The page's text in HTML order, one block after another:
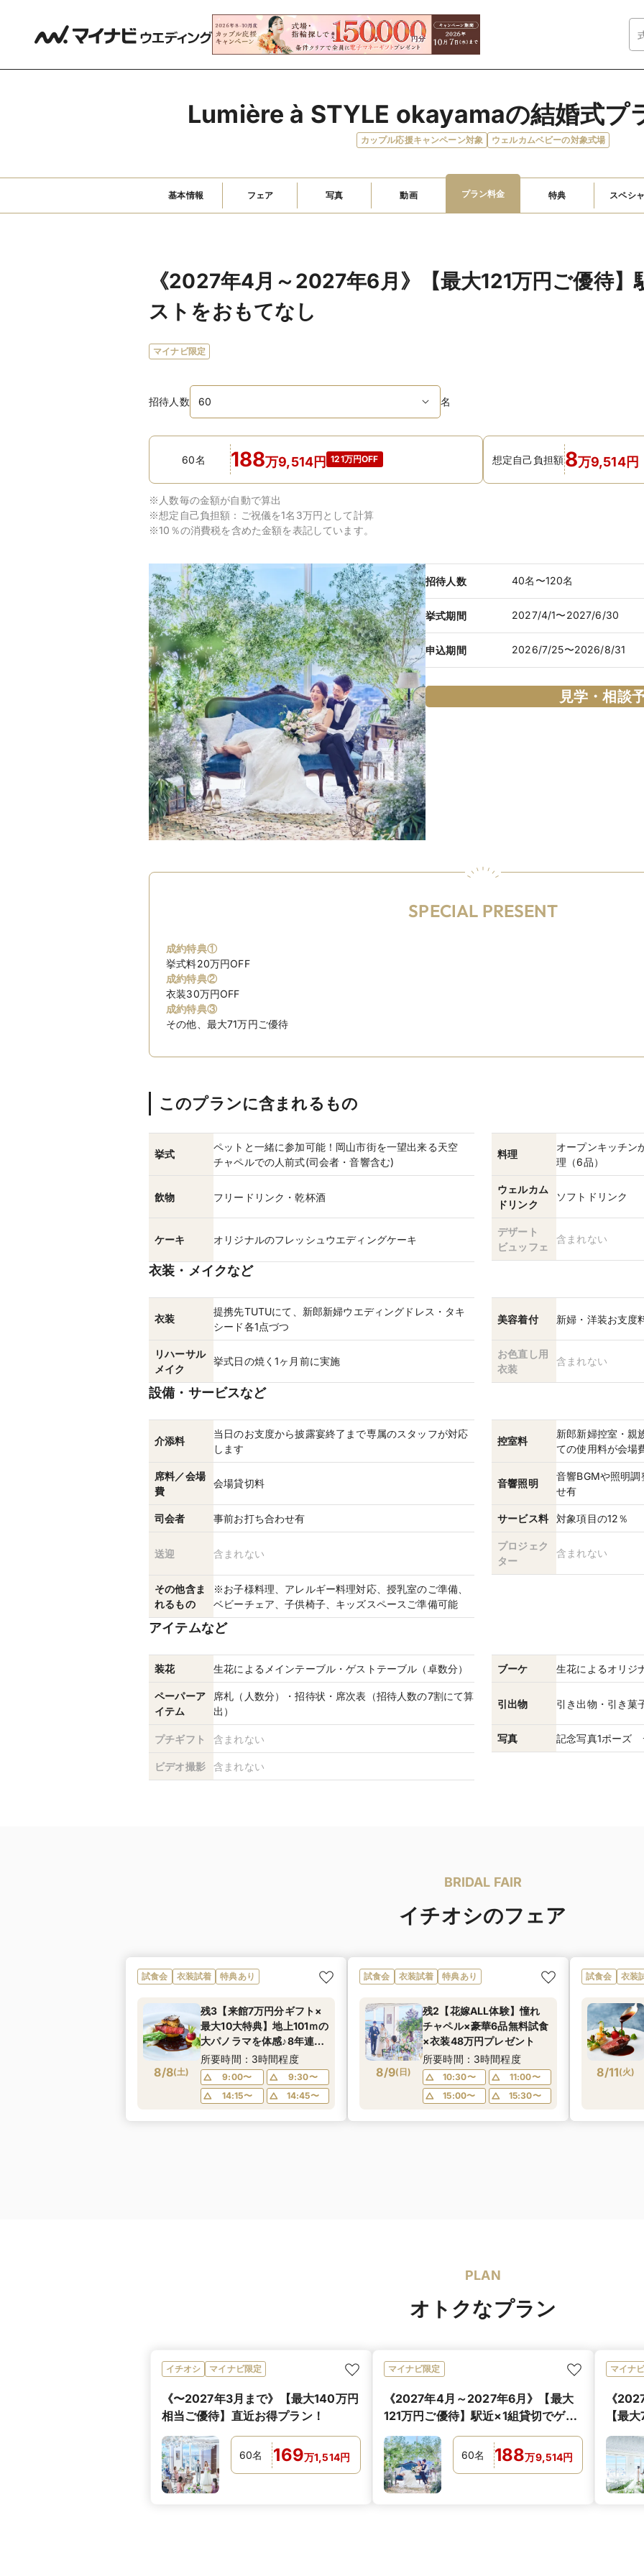
Lumière à STYLE okayamaの結婚式プ
カップル応援キャンペーン対象 ウェルカムベビーの対象式場
基本情報 フェア 写真 動画 プラン料金 特典 スペシ
《2027年4月～2027年6月》【最大121万円ご優待】
ストをおもてなし
マイナビ限定
招待人数 名
60名 188万9,514円 121万円OFF 想定自己負担額8万9,514円
※人数毎の金額が自動で算出
※想定自己負担額： ご祝儀を1名3万円として計算
※10％の消費税を含めた金額を表記しています。
招待人数 40名〜120名
挙式期間 2027/4/1〜2027/6/30
申込期間 2026/7/25〜2026/8/31
見学・相談
SPECIAL PRESENT
成約特典①
挙式料20万円OFF
成約特典②
衣装30万円OFF
成約特典③
その他、最大71万円ご優待
このプランに含まれるもの
挙式
ペットと一緒に参加可能！岡山市街を一望出来る天空
チャペルでの人前式(司会者・音響含む)
料理
オープンキッチン
理（6品）
飲物 フリードリンク・乾杯酒
ウェルカム
ドリンク
ソフトドリンク
ケーキ オリジナルのフレッシュウエディングケーキ
デザート
ビュッフェ
含まれない
衣装・メイクなど
衣装
提携先TUTUにて、新郎新婦ウエディングドレス・タキ
シード各1点づつ
美容着付 新婦・洋装お支度
リハーサル
メイク
挙式日の焼く1ヶ月前に実施
お色直し用
衣装
含まれない
設備・サービスなど
介添料
当日のお支度から披露宴終了まで専属のスタッフが対応
します
控室料
新郎新婦控室・親
ての使用料が会場
席料／会場
費
会場貸切料 音響照明
音響BGMや照明
せ有
司会者 事前お打ち合わせ有 サービス料 対象項目の12％
送迎 含まれない
プロジェク
ター
含まれない
その他含ま
れるもの
※お子様料理、アレルギー料理対応、授乳室のご準備、
ベビーチェア、子供椅子、キッズスペースご準備可能
アイテムなど
装花 生花によるメインテーブル・ゲストテーブル（卓数分） ブーケ 生花によるオリジ
ペーパーア
イテム
席札（人数分）・招待状・席次表（招待人数の7割にて算
出）
引出物 引き出物・引き菓
プチギフト 含まれない 写真 記念写真1ポーズ
ビデオ撮影 含まれない
BRIDAL FAIR
イチオシのフェア
試食会 衣装試着 特典あり
8/8(土)
残3【来館7万円分ギフト×
最大10大特典】地上101ｍの
大パノラマを体感♪8年連続
人気！和牛と甘鯛の贅沢試
食×天空チャペル＆憧れド
レス体験
所要時間：3時間程度
9:00〜
9:30〜
14:15〜
14:45〜
試食会 衣装試着 特典あり
8/9( 日)
残2【花嫁ALL体験】憧れ
チャペル×豪華6品無料試食
×衣装48万円プレゼント
所要時間：3時間程度
10:30〜
11:00〜
15:00〜
15:30〜
試食会 衣装
8/11(火)
PLAN
オトクなプラン
イチオシ マイナビ限定
《〜2027年3月まで》【最大140万円
相当ご優待】直近お得プラン！
60名 169万1,514円
マイナビ限定
《2027年4月～2027年6月》【最大
121万円ご優待】駅近×1組貸切でゲス
トをおもてなし
60名 188万9,514円
マイナ
《
【最
り＆